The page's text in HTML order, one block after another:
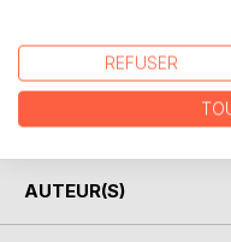
Souvenirs recueillis
guerre de 1939 - 1945 -
AUTEUR(S)
REFUSER